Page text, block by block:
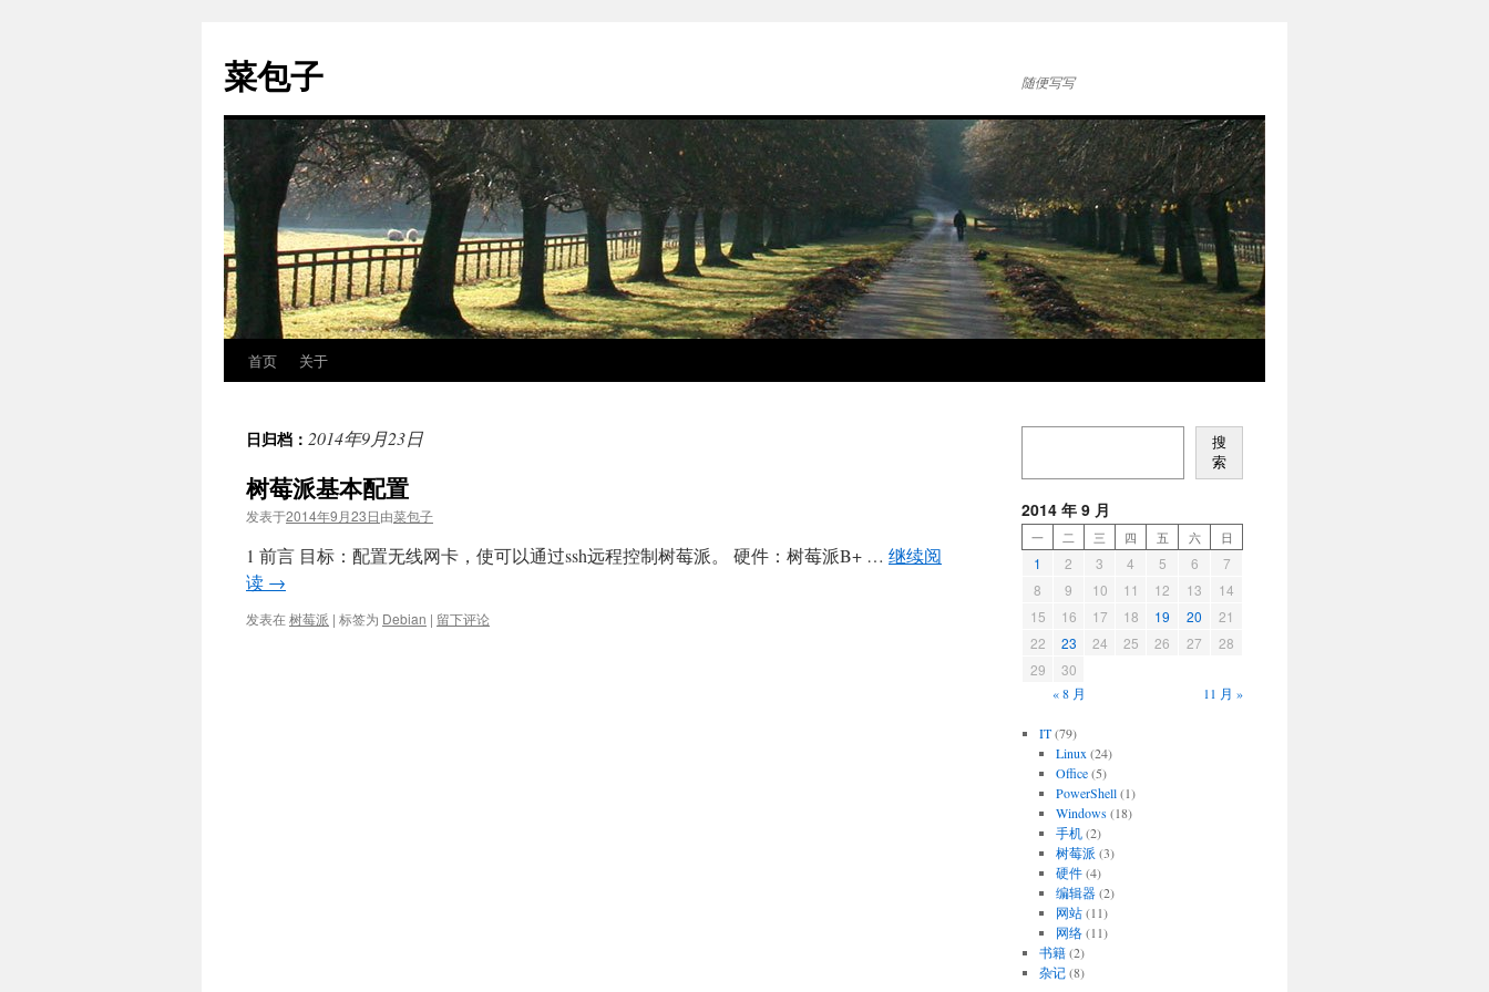
正
文
菜包子 随便写写
首页 关于
日归档： 2014年9月23日
树莓派基本配置
发表于2014年9月23日由菜包子
1 前言 目标：配置无线网卡，使可以通过ssh远程控制树莓派。 硬件：树莓派B+ … 继续阅
读 →
发表在树莓派 | 标签为 Debian | 留下评论
搜
索
2014 年 9 月
一 二 三 四 五 六 日
1 2 3 4 5 6
7
8
9 10 11 12 13
14
15
16 17 18 19 20
21
22
23 24 25 26 27
28
29
30
« 8 月 11 月 »
IT(79)
Linux (24)
Office(5)
PowerShell(1)
Windows(18)
手机(2)
树莓派 (3)
硬件(4)
编辑器(2)
网站(11)
网络(11)
书籍(2)
杂记(8)